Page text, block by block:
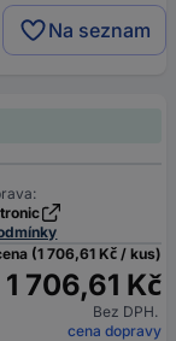
Na seznam
(1 706,61 Kč / kus)
1 706,61 Kč
Bez DPH.
cena dopravy